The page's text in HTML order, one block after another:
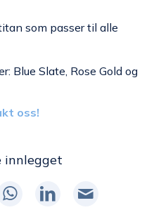
som passer til alle
Blue Slate, Rose Gold og
oss!
innlegget